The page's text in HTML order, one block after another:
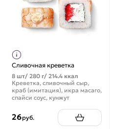
Сливочная креветка
8 шт/ 280 г/ 214.4 ккал
Креветка, сливочный сыр,
краб (имитация), икра масаго,
спайси соус, кунжут
26руб.